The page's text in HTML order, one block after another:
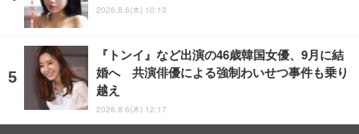
2026.8.6(木) 10:13
『トンイ』など出演の46歳韓国女優、9月に結
婚へ 共演俳優による強制わいせつ事件も乗り
越え
2026.8.6(木) 12:17